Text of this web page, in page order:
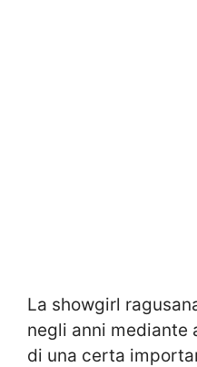
La showgirl
negli anni mediante
di una certa